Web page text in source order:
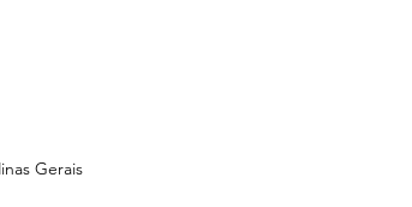
Gerais